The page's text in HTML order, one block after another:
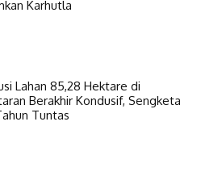
Karhutla
Lahan 85,28 Hektare di
Berakhir Kondusif, Sengketa
Tuntas